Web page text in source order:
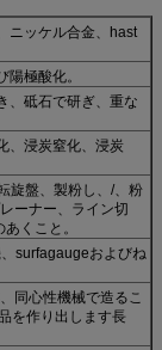
ニッケル合金、hast
陽極酸化。
、砥石で研ぎ、重な
、浸炭窒化、浸炭
旋盤、製粉し、/、粉
ーナー、ライン切
くこと。
surfagaugeおよびね
同心性機械で造るこ
を作り出します長